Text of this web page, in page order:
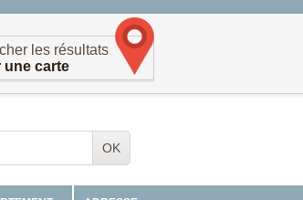
les résultats
une carte
OK